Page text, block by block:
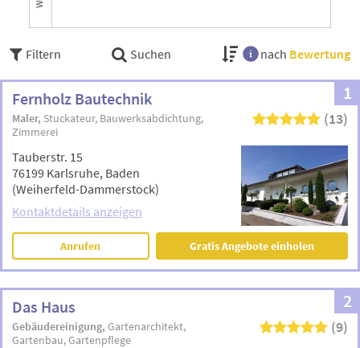
Filtern Suchen nach Bewertung
1
Fernholz Bautechnik
Maler Stuckateur Bauwerksabdichtung
Zimmerei
(13)
Tauberstr. 15
76199 Karlsruhe, Baden
(Weiherfeld-Dammerstock)
Kontaktdetails anzeigen
Anrufen Gratis Angebote einholen
2
Das Haus
Gebäudereinigung Gartenarchitekt
Gartenbau Gartenpflege
(9)